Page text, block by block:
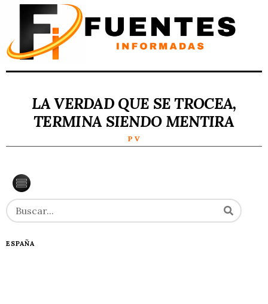
LA VERDAD QUE SE TROCEA,
TERMINA SIENDO MENTIRA
P V
ESPAÑA